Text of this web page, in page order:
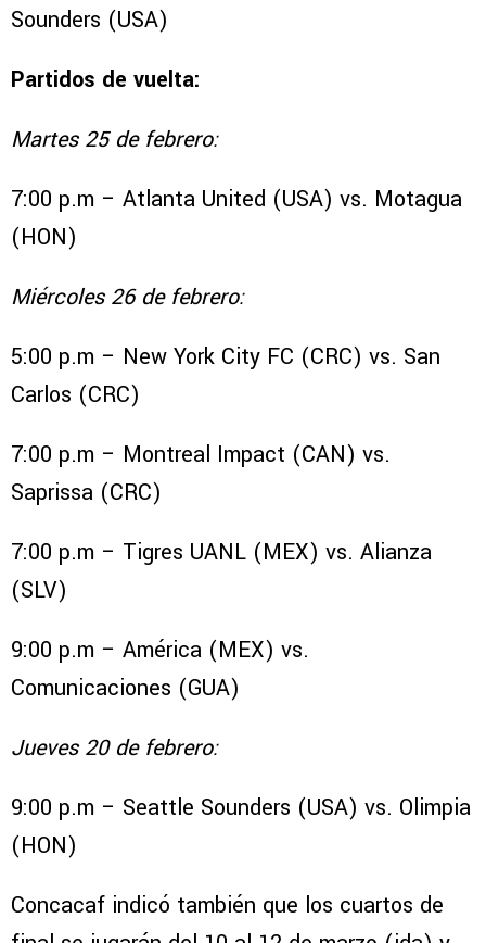
Sounders (USA)
Partidos de vuelta:
Martes 25 de febrero:
7:00 p.m – Atlanta United (USA) vs. Motagua
(HON)
Miércoles 26 de febrero:
5:00 p.m – New York City FC (CRC) vs. San
Carlos (CRC)
7:00 p.m – Montreal Impact (CAN) vs.
Saprissa (CRC)
7:00 p.m – Tigres UANL (MEX) vs. Alianza
(SLV)
9:00 p.m – América (MEX) vs.
Comunicaciones (GUA)
Jueves 20 de febrero:
9:00 p.m – Seattle Sounders (USA) vs. Olimpia
(HON)
Concacaf indicó también que los cuartos de